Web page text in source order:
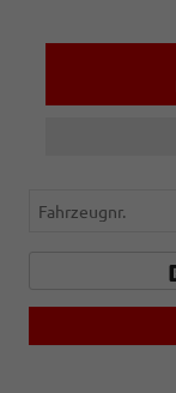
Fahrzeugnr.